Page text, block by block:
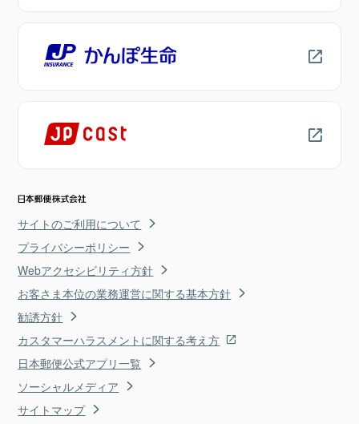
サイトのご利用について
プライバシーポリシー
Webアクセシビリティ方針
お客さま本位の業務運営に関する基本方針
勧誘方針
カスタマーハラスメントに関する考え方
日本郵便公式アプリ一覧
ソーシャルメディア
サイトマップ